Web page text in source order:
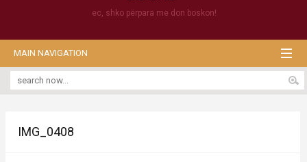
ec, shko përpara me don boskon!
MAIN NAVIGATION
IMG_0408